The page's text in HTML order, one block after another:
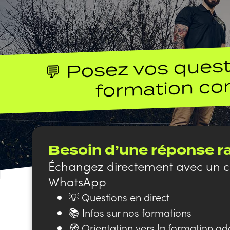
💬 Posez vos
formation
Besoin d’une réponse
Échangez directement avec un
WhatsApp
💡 Questions en direct
📚 Infos sur nos formations